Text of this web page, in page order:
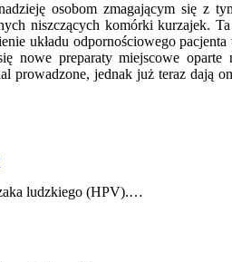
osobom zmagającym się z
niszczących komórki kurzajek.
układu odpornościowego
preparaty miejscowe oparte
jednak już teraz dają
ludzkiego (HPV).…